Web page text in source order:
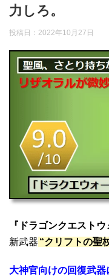
力しろ。
投稿日：2022年10月27日
『ドラゴンクエストウ
新武器 “クリフトの聖
大神官向けの回復武